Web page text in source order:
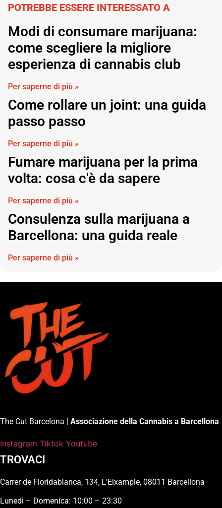
POTREBBE ESSERE INTERESSATO A
Modi di consumare marijuana:
come scegliere la migliore
esperienza di cannabis club
Per saperne di più »
Come rollare un joint: una guida
passo passo
Per saperne di più »
Fumare marijuana per la prima
volta: cosa c'è da sapere
Per saperne di più »
Consulenza sulla marijuana a
Barcellona: una guida reale
Per saperne di più »
The Cut Barcelona | Associazione della Cannabis a Barcellona
Instagram Tiktok Youtube
TROVACI
Carrer de Floridablanca, 134, L'Eixample, 08011 Barcellona
Lunedì – Domenica: 10:00 – 23:30